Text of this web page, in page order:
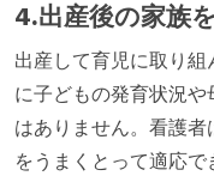
4.出産後の家族
出産して育児に取り
に子どもの発育状況
はありません。看護
をうまくとって適応で